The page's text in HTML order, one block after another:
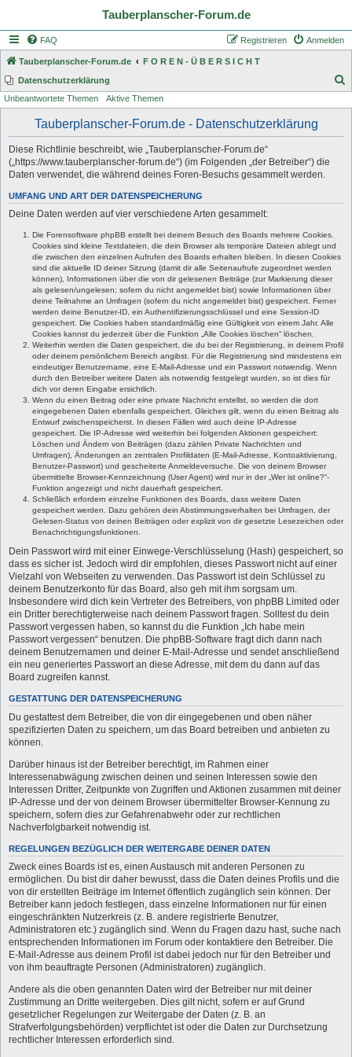
Tauberplanscher-Forum.de
FAQ Anmelden
Registrieren
Tauberplanscher-Forum.de
F O R E N - Ü B E R S I C H T
Datenschutzerklärung
Unbeantwortete Themen Aktive Themen
Tauberplanscher-Forum.de - Datenschutzerklärung
Diese Richtlinie beschreibt, wie „Tauberplanscher-Forum.de“
(„https://www.tauberplanscher-forum.de“) (im Folgenden „der Betreiber“) die
Daten verwendet, die während deines Foren-Besuchs gesammelt werden.
UMFANG UND ART DER DATENSPEICHERUNG
Deine Daten werden auf vier verschiedene Arten gesammelt:
Die Forensoftware phpBB erstellt bei deinem Besuch des Boards mehrere Cookies.
Cookies sind kleine Textdateien, die dein Browser als temporäre Dateien ablegt und
die zwischen den einzelnen Aufrufen des Boards erhalten bleiben. In diesen Cookies
sind die aktuelle ID deiner Sitzung (damit dir alle Seitenaufrufe zugeordnet werden
können), Informationen über die von dir gelesenen Beiträge (zur Markierung dieser
als gelesen/ungelesen; sofern du nicht angemeldet bist) sowie Informationen über
deine Teilnahme an Umfragen (sofern du nicht angemeldet bist) gespeichert. Ferner
werden deine Benutzer-ID, ein Authentifizierungsschlüssel und eine Session-ID
gespeichert. Die Cookies haben standardmäßig eine Gültigkeit von einem Jahr. Alle
Cookies kannst du jederzeit über die Funktion „Alle Cookies löschen“ löschen.
Weiterhin werden die Daten gespeichert, die du bei der Registrierung, in deinem Profil
oder deinem persönlichem Bereich angibst. Für die Registrierung sind mindestens ein
eindeutiger Benutzername, eine E-Mail-Adresse und ein Passwort notwendig. Wenn
durch den Betreiber weitere Daten als notwendig festgelegt wurden, so ist dies für
dich vor deren Eingabe ersichtlich.
Wenn du einen Beitrag oder eine private Nachricht erstellst, so werden die dort
eingegebenen Daten ebenfalls gespeichert. Gleiches gilt, wenn du einen Beitrag als
Entwurf zwischenspeicherst. In diesen Fällen wird auch deine IP-Adresse
gespeichert. Die IP-Adresse wird weiterhin bei folgenden Aktionen gespeichert:
Löschen und Ändern von Beiträgen (dazu zählen Private Nachrichten und
Umfragen), Änderungen an zentralen Profildaten (E-Mail-Adresse, Kontoaktivierung,
Benutzer-Passwort) und gescheiterte Anmeldeversuche. Die von deinem Browser
übermittelte Browser-Kennzeichnung (User Agent) wird nur in der „Wer ist online?“-
Funktion angezeigt und nicht dauerhaft gespeichert.
Schließlich erfordern einzelne Funktionen des Boards, dass weitere Daten
gespeichert werden. Dazu gehören dein Abstimmungsverhalten bei Umfragen, der
Gelesen-Status von deinen Beiträgen oder explizit von dir gesetzte Lesezeichen oder
Benachrichtigungsfunktionen.
Dein Passwort wird mit einer Einwege-Verschlüsselung (Hash) gespeichert, so
dass es sicher ist. Jedoch wird dir empfohlen, dieses Passwort nicht auf einer
Vielzahl von Webseiten zu verwenden. Das Passwort ist dein Schlüssel zu
deinem Benutzerkonto für das Board, also geh mit ihm sorgsam um.
Insbesondere wird dich kein Vertreter des Betreibers, von phpBB Limited oder
ein Dritter berechtigterweise nach deinem Passwort fragen. Solltest du dein
Passwort vergessen haben, so kannst du die Funktion „Ich habe mein
Passwort vergessen“ benutzen. Die phpBB-Software fragt dich dann nach
deinem Benutzernamen und deiner E-Mail-Adresse und sendet anschließend
ein neu generiertes Passwort an diese Adresse, mit dem du dann auf das
Board zugreifen kannst.
GESTATTUNG DER DATENSPEICHERUNG
Du gestattest dem Betreiber, die von dir eingegebenen und oben näher
spezifizierten Daten zu speichern, um das Board betreiben und anbieten zu
können.
Darüber hinaus ist der Betreiber berechtigt, im Rahmen einer
Interessenabwägung zwischen deinen und seinen Interessen sowie den
Interessen Dritter, Zeitpunkte von Zugriffen und Aktionen zusammen mit deiner
IP-Adresse und der von deinem Browser übermittelter Browser-Kennung zu
speichern, sofern dies zur Gefahrenabwehr oder zur rechtlichen
Nachverfolgbarkeit notwendig ist.
REGELUNGEN BEZÜGLICH DER WEITERGABE DEINER DATEN
Zweck eines Boards ist es, einen Austausch mit anderen Personen zu
ermöglichen. Du bist dir daher bewusst, dass die Daten deines Profils und die
von dir erstellten Beiträge im Internet öffentlich zugänglich sein können. Der
Betreiber kann jedoch festlegen, dass einzelne Informationen nur für einen
eingeschränkten Nutzerkreis (z. B. andere registrierte Benutzer,
Administratoren etc.) zugänglich sind. Wenn du Fragen dazu hast, suche nach
entsprechenden Informationen im Forum oder kontaktiere den Betreiber. Die
E-Mail-Adresse aus deinem Profil ist dabei jedoch nur für den Betreiber und
von ihm beauftragte Personen (Administratoren) zugänglich.
Andere als die oben genannten Daten wird der Betreiber nur mit deiner
Zustimmung an Dritte weitergeben. Dies gilt nicht, sofern er auf Grund
gesetzlicher Regelungen zur Weitergabe der Daten (z. B. an
Strafverfolgungsbehörden) verpflichtet ist oder die Daten zur Durchsetzung
rechtlicher Interessen erforderlich sind.